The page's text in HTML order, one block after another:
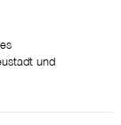
und